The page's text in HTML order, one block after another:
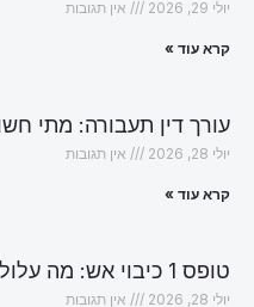
יולי 29, 2026 אין תגובות
קרא עוד »
עורך דין תעבורה: מתי
יולי 28, 2026 אין תגובות
קרא עוד »
טופס 1 כיבוי אש: מה עלול לעכב את האישור?
יולי 28, 2026 אין תגובות